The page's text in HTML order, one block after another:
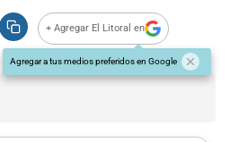
+ Agregar El Litoral en
Agregar a tus medios preferidos en Google